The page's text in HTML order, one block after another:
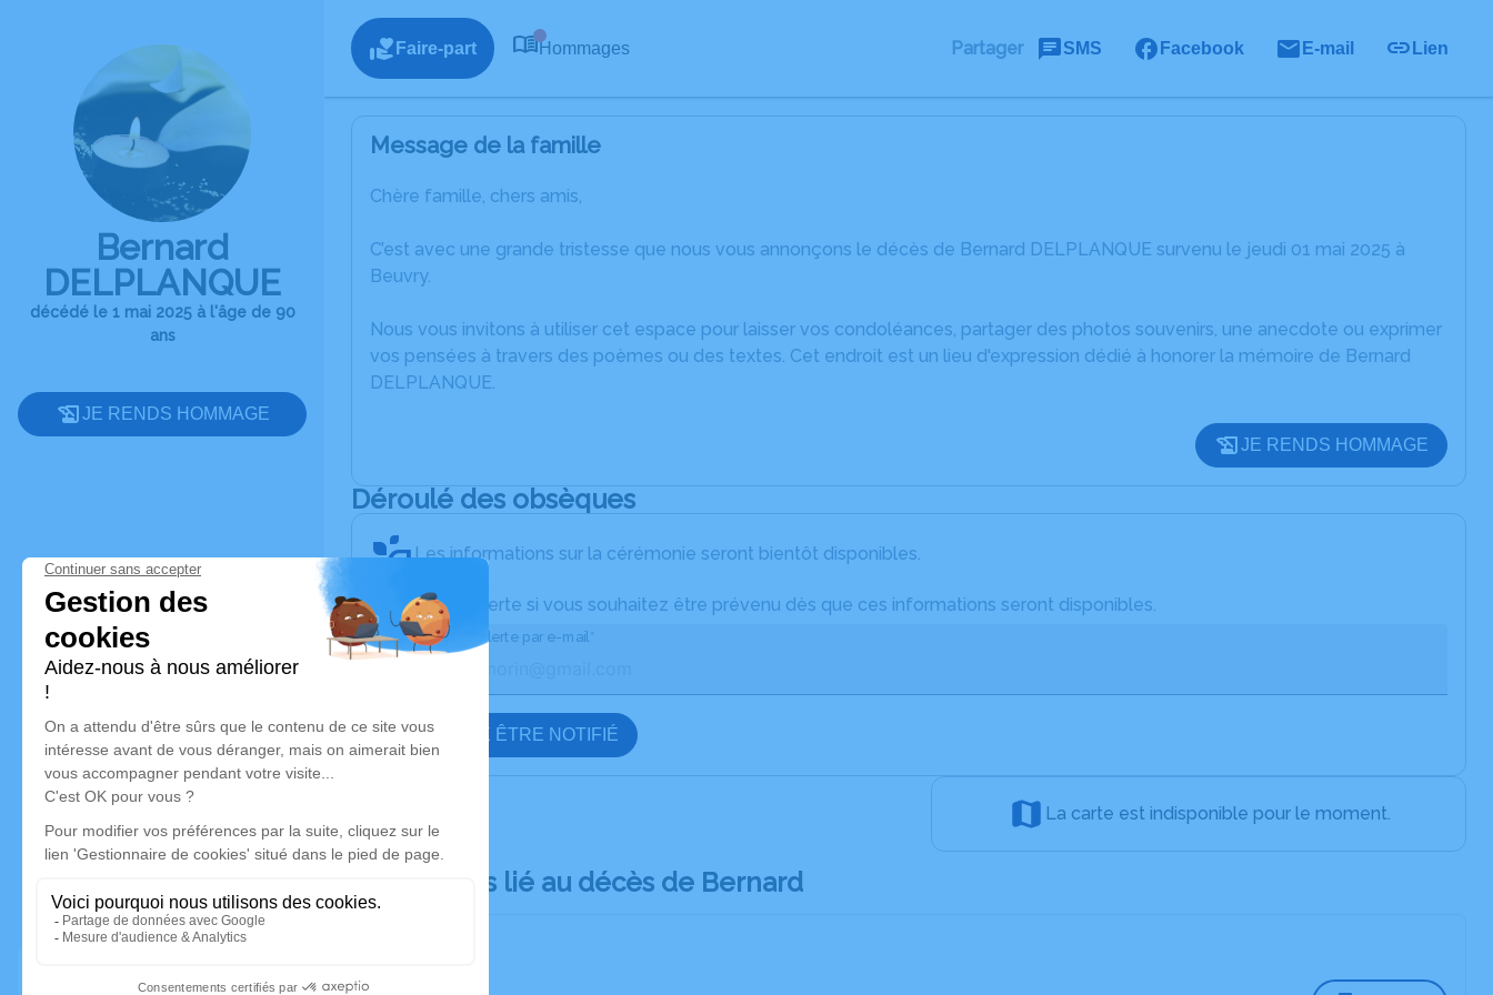
Bernard
DELPLANQUE
décédé le 1 mai 2025 à l'âge de 90
ans
JE RENDS HOMMAGE
Faire-part Hommages Partager SMS Facebook E-mail Lien
Message de la famille
Chère famille, chers amis,
C’est avec une grande tristesse que nous vous annonçons le décès de Bernard DELPLANQUE survenu le jeudi 01 mai 2025 à
Beuvry.
Nous vous invitons à utiliser cet espace pour laisser vos condoléances, partager des photos souvenirs, une anecdote ou exprimer
vos pensées à travers des poèmes ou des textes. Cet endroit est un lieu d'expression dédié à honorer la mémoire de Bernard
DELPLANQUE.
JE RENDS HOMMAGE
Déroulé des obsèques
Les informations sur la cérémonie seront bientôt disponibles.
Activez une alerte si vous souhaitez être prévenu dès que ces informations seront disponibles.
Recevoir une alerte par e-mail*
JE VEUX ÊTRE NOTIFIÉ
La carte est indisponible pour le moment.
Documents lié au décès de Bernard